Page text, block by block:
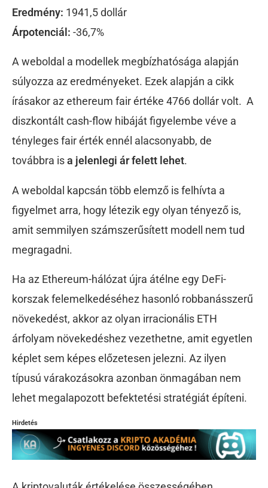
Eredmény: 1941,5 dollár
Árpotenciál: -36,7%
A weboldal a modellek megbízhatósága alapján
súlyozza az eredményeket. Ezek alapján a cikk
írásakor az ethereum fair értéke 4766 dollár volt. A
diszkontált cash-flow hibáját figyelembe véve a
tényleges fair érték ennél alacsonyabb, de
továbbra isa jelenlegi ár felett lehet.
A weboldal kapcsán több elemző is felhívta a
figyelmet arra, hogy létezik egy olyan tényező is,
amit semmilyen számszerűsített modell nem tud
megragadni.
Ha az Ethereum-hálózat újra átélne egy DeFi-
korszak felemelkedéséhez hasonló robbanásszerű
növekedést, akkor az olyan irracionális ETH
árfolyam növekedéshez vezethetne, amit egyetlen
képlet sem képes előzetesen jelezni. Az ilyen
típusú várakozásokra azonban önmagában nem
lehet megalapozott befektetési stratégiát építeni.
Hirdetés